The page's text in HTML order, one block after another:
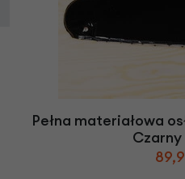
Pełna materiałowa
Czarny